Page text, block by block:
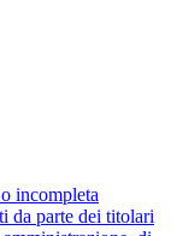
incompleta
da parte dei titolari